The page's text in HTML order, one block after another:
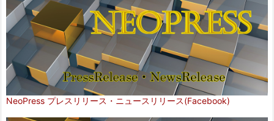
NeoPress プレスリリース・ニュースリリース(Facebook)